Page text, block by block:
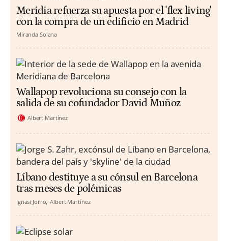
Meridia refuerza su apuesta por el 'flex living'
con la compra de un edificio en Madrid
Miranda Solana
Wallapop revoluciona su consejo con la
salida de su cofundador David Muñoz
Albert Martínez
Líbano destituye a su cónsul en Barcelona
tras meses de polémicas
Ignasi Jorro Albert Martínez